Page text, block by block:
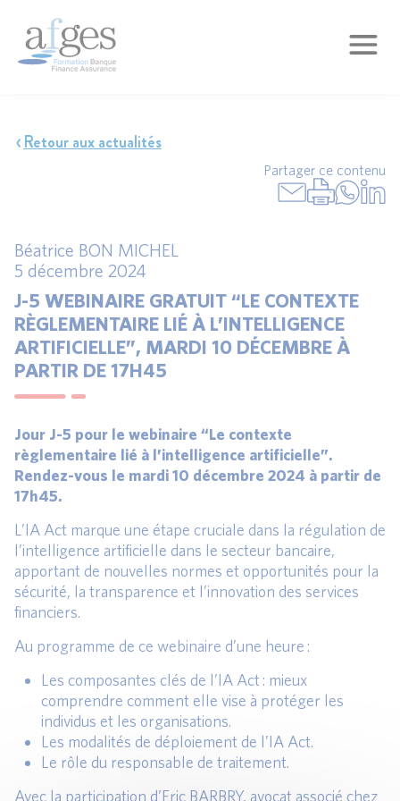
Retour aux actualités
Partager ce contenu
Béatrice BON MICHEL
5 décembre 2024
J-5 WEBINAIRE GRATUIT “LE CONTEXTE
RÈGLEMENTAIRE LIÉ À L’INTELLIGENCE
ARTIFICIELLE”, MARDI 10 DÉCEMBRE À
PARTIR DE 17H45
Jour J-5 pour le webinaire “Le contexte
règlementaire lié à l’intelligence artificielle”.
Rendez-vous le mardi 10 décembre 2024 à partir de
17h45.
L’IA Act marque une étape cruciale dans la régulation de
l’intelligence artificielle dans le secteur bancaire,
apportant de nouvelles normes et opportunités pour la
sécurité, la transparence et l’innovation des services
financiers.
Au programme de ce webinaire d’une heure :
Les composantes clés de l’IA Act : mieux
comprendre comment elle vise à protéger les
individus et les organisations.
Les modalités de déploiement de l’IA Act.
Le rôle du responsable de traitement.
Avec la participation d’Eric BARBRY, avocat associé chez